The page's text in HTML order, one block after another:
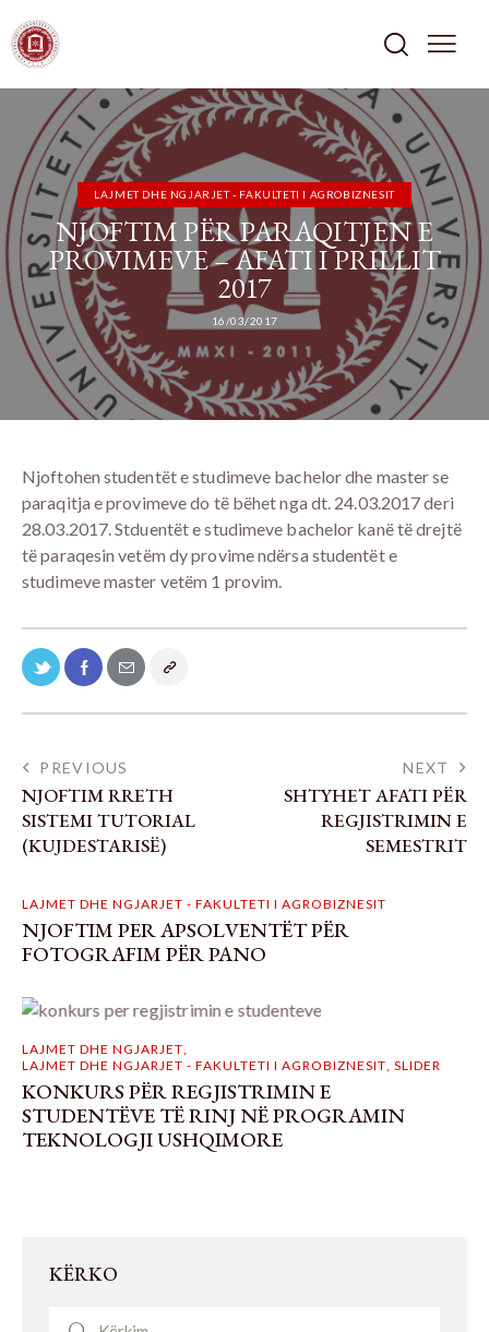
LAJMET DHE NGJARJET - FAKULTETI I AGROBIZNESIT
NJOFTIM PËR PARAQITJEN E
PROVIMEVE – AFATI I PRILLIT
2017
16/03/2017
Njoftohen studentët e studimeve bachelor dhe master se
paraqitja e provimeve do të bëhet nga dt. 24.03.2017 deri
28.03.2017. Stduentët e studimeve bachelor kanë të drejtë
të paraqesin vetëm dy provime ndërsa studentët e
studimeve master vetëm 1 provim.
PREVIOUS
NJOFTIM RRETH
SISTEMI TUTORIAL
(KUJDESTARISË)
NEXT
SHTYHET AFATI PËR
REGJISTRIMIN E
SEMESTRIT
LAJMET DHE NGJARJET - FAKULTETI I AGROBIZNESIT
NJOFTIM PER APSOLVENTËT PËR
FOTOGRAFIM PËR PANO
LAJMET DHE NGJARJET,
LAJMET DHE NGJARJET - FAKULTETI I AGROBIZNESIT, SLIDER
KONKURS PËR REGJISTRIMIN E
STUDENTËVE TË RINJ NË PROGRAMIN
TEKNOLOGJI USHQIMORE
KËRKO